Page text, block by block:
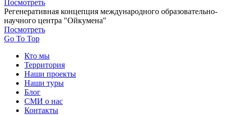
Посмотреть
Регенеративная концепция международного образовательно-
научного центра "Ойкумена"
Посмотреть
Go To Top
Кто мы
Территория
Наши проекты
Наши туры
Блог
СМИ о нас
Контакты